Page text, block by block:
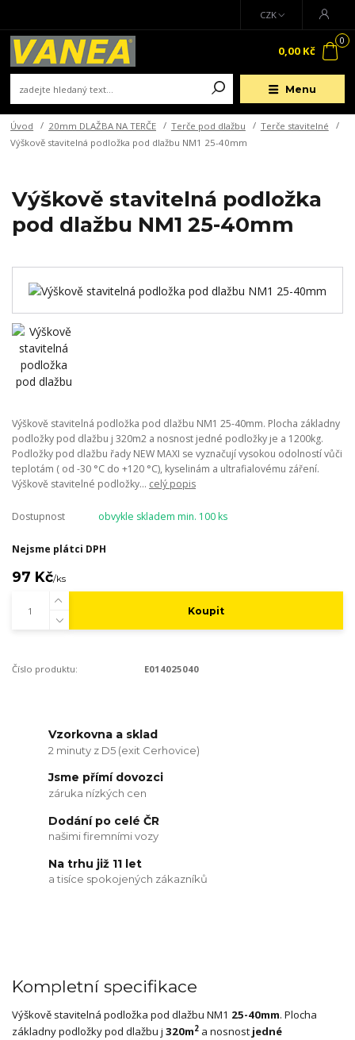
Menu
CZK
0
0,00 Kč
Úvod 20mm DLAŽBA NA TERČE Terče pod dlažbu
Terče stavitelné
Výškově stavitelná podložka pod dlažbu NM1 25-40mm
Výškově stavitelná podložka
pod dlažbu NM1 25-40mm
Výškově stavitelná podložka pod dlažbu NM1 25-40mm. Plocha základny
podložky pod dlažbu j 320m2 a nosnost jedné podložky je a 1200kg.
Podložky pod dlažbu řady NEW MAXI se vyznačují vysokou odolností vůči
teplotám ( od -30 °C do +120 °C), kyselinám a ultrafialovému záření.
Výškově stavitelné podložky... celý popis
Dostupnost obvykle skladem min. 100 ks
Nejsme plátci DPH
97 Kč/ks
Koupit
Číslo produktu: E014025040
Vzorkovna a sklad
2 minuty z D5 (exit Cerhovice)
Jsme přímí dovozci
záruka nízkých cen
Dodání po celé ČR
našimi firemními vozy
Na trhu již 11 let
a tisíce spokojených zákazníků
Kompletní specifikace
Výškově stavitelná podložka pod dlažbu NM1 25-40mm. Plocha
základny podložky pod dlažbu j 320m2 a nosnost jedné